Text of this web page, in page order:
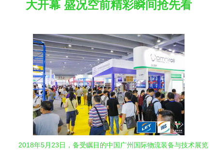
大开幕 盛况空前精彩瞬间抢先看
2018年5月23日，备受瞩目的中国广州国际物流装备与技术展览